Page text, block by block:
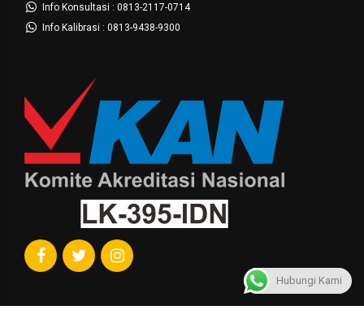
Info Konsultasi : 0813-2117-0714
Info Kalibrasi : 0813-9438-9300
Hubungi Kami